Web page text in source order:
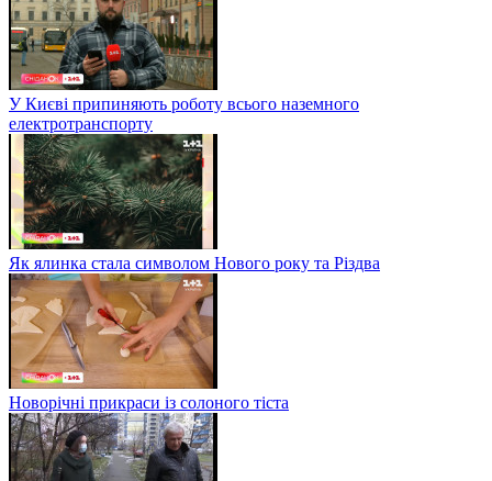
У Києві припиняють роботу всього наземного
електротранспорту
Як ялинка стала символом Нового року та Різдва
Новорічні прикраси із солоного тіста